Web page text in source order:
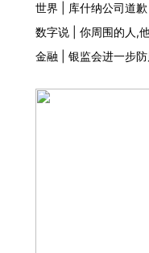
世界
库什纳公司道
数字说
你周围的人,
金融
银监会进一步